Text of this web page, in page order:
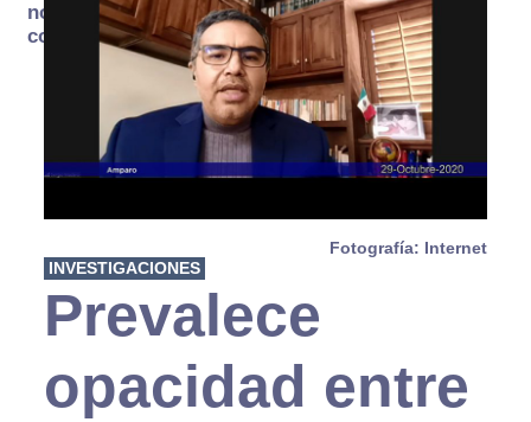
no se
consume
Fotografía: Internet
INVESTIGACIONES
Prevalece
opacidad entre